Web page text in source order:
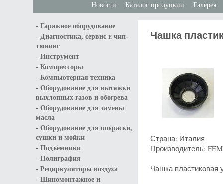
Новости Каталог продуцкии Галерея
- Гаражное оборудование
- Диагностика, сервис и чип-
тюнинг
- Инструмент
- Компрессоры
- Компьютерная техника
- Оборудование для вытяжки
выхлопных газов и обогрева
- Оборудование для замены
масла
- Оборудование для покраски,
сушки и мойки
- Подъёмники
- Полиграфия
- Рециркуляторы воздуха
- Шиномонтажное и
Чашка
Страна: Италия
Производитель:
Чашка пластиковая